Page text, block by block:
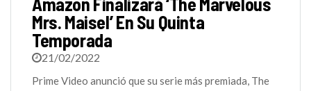
Mrs. Maisel’ En Su Quinta
Temporada
21/02/2022
Prime Video anunció que su serie más premiada, The